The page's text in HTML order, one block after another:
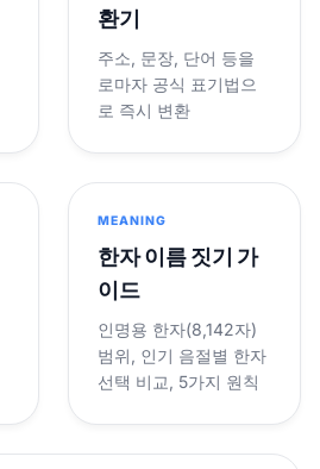
환기
주소, 문장, 단어 등을
로마자 공식 표기법으
로 즉시 변환
MEANING
한자 이름 짓기 가
이드
인명용 한자(8,142자)
범위, 인기 음절별 한자
선택 비교, 5가지 원칙